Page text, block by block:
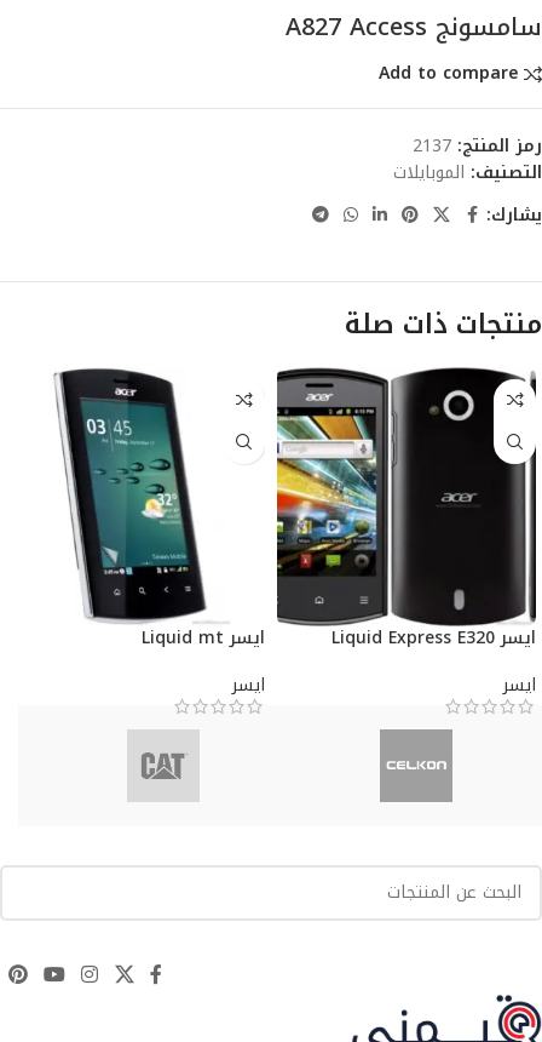
سامسونج A827 Access
Add to compare
رمز المنتج: 2137
التصنيف: الموبايلات
يشارك:
منتجات ذات صلة
ايسر Liquid Express E320
ايسر
ايسر Liquid mt
ايسر